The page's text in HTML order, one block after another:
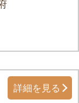
詳細を見る